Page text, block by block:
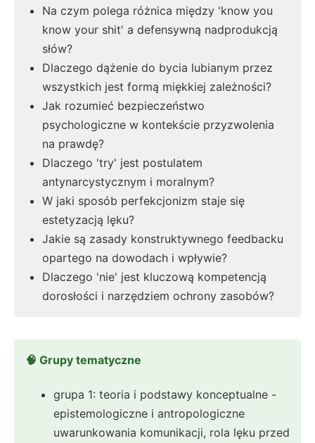
Na czym polega różnica między 'know you
know your shit' a defensywną nadprodukcją
słów?
Dlaczego dążenie do bycia lubianym przez
wszystkich jest formą miękkiej zależności?
Jak rozumieć bezpieczeństwo
psychologiczne w kontekście przyzwolenia
na prawdę?
Dlaczego 'try' jest postulatem
antynarcystycznym i moralnym?
W jaki sposób perfekcjonizm staje się
estetyzacją lęku?
Jakie są zasady konstruktywnego feedbacku
opartego na dowodach i wpływie?
Dlaczego 'nie' jest kluczową kompetencją
dorosłości i narzędziem ochrony zasobów?
🧠 Grupy tematyczne
grupa 1: teoria i podstawy konceptualne -
epistemologiczne i antropologiczne
uwarunkowania komunikacji, rola lęku przed